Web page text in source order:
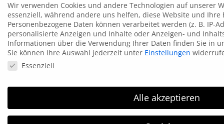
Wir verwenden Cookies und andere Technologien auf unserer
essenziell, während andere uns helfen, diese Website und Ihre
Personenbezogene Daten können verarbeitet werden (z. B. IP-
personalisierte Anzeigen und Inhalte oder Anzeigen- und
Informationen über die Verwendung Ihrer Daten finden Sie in
Sie können Ihre Auswahl jederzeit unter Einstellungen
Datenschutzeinstellungen
Essenziell
Alle akzeptieren